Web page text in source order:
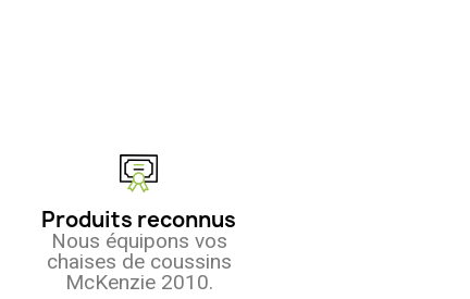
Produits reconnus
Nous équipons vos
chaises de coussins
McKenzie 2010.